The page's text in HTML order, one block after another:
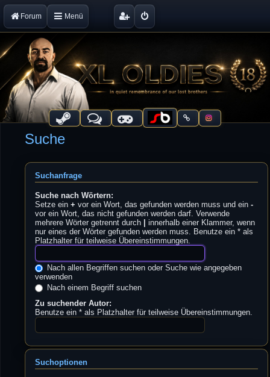
Forum Menü
Suche
Suchanfrage
Suche nach Wörtern:
Setze ein+ vor ein Wort, das gefunden werden muss und ein-
vor ein Wort, das nicht gefunden werden darf. Verwende
mehrere Wörter getrennt durch
innerhalb einer Klammer, wenn
nur eines der Wörter gefunden werden muss. Benutze ein * als
Platzhalter für teilweise Übereinstimmungen.
Nach allen Begriffen suchen oder Suche wie angegeben
verwenden
Nach einem Begriff suchen
Zu suchender Autor:
Benutze ein * als Platzhalter für teilweise Übereinstimmungen.
Suchoptionen